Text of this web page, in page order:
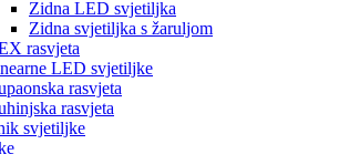
Zidna LED svjetiljka
Zidna svjetiljka s žaruljom
rasvjeta
LED svjetiljke
rasvjeta
rasvjeta
svjetiljke